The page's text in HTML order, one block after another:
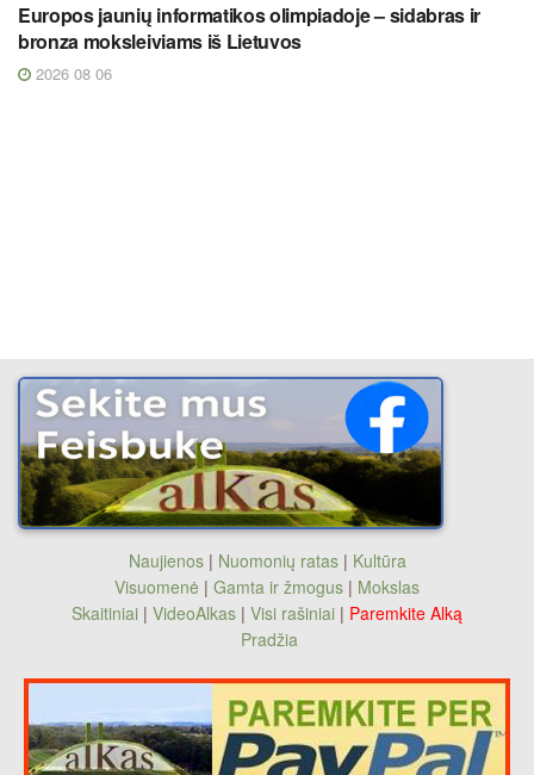
Europos jaunių informatikos olimpiadoje – sidabras ir
bronza moksleiviams iš Lietuvos
2026 08 06
Naujienos| Nuomonių ratas| Kultūra
Visuomenė | Gamta ir žmogus | Mokslas
Skaitiniai | VideoAlkas | Visi rašiniai | Paremkite Alką
Pradžia